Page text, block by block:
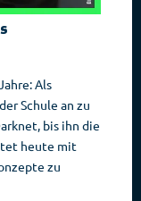
Als
Schule an zu
bis ihn die
heute mit
zu